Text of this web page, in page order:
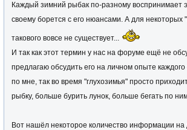
Каждый зимний рыбак по-разному воспринимает
своему борется с его нюансами. А для некоторых
такового вовсе не существует...
И так как этот термин у нас на форуме ещё не
предлагаю обсудить его на личном опыте
по мне, так во время "глухозимья" просто
рыбку, больше бурить лунок, больше бегать по
Вот нашёл некоторое количество информации на